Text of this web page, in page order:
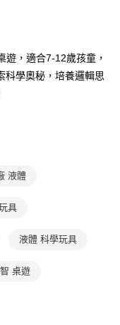
簡稱本公司）所提供，讓
由商店將買賣／分期付款
核對及更正。
結帳。
連結，可透過四大超商／
易完成。
您需要取消訂單，請聯絡
效，需透過AFTEE先享
遊，適合7-12歲孩童，
科學奧秘，培養邏輯思
液體
具
液體 科學玩具
桌遊